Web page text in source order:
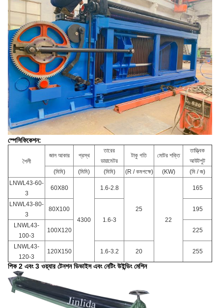
স্পেসিফিকেশন:
শৈলী
জাল আকার প্রস্থ
তারের
ডায়ামেটর
টাকু গতি মোটর শক্তি
তাত্ত্বিক
আউটপুট
(মিমি)
(মিমি) (মিমি) (R / কমপক্ষে) (KW)
(মি / জ)
LNWL43-60-
3
60X80
4300
1.6-2.8
25
22
165
LNWL43-80-
3
80X100
1.6-3
195
LNWL43-
100-3
100X120 225
LNWL43-
120-3
120X150 1.6-3.2 20 255
পিক 2 এবং 3 ওয়্যার টেনশন ডিভাইস এবং নেটিং উইন্ডিং মেশিন